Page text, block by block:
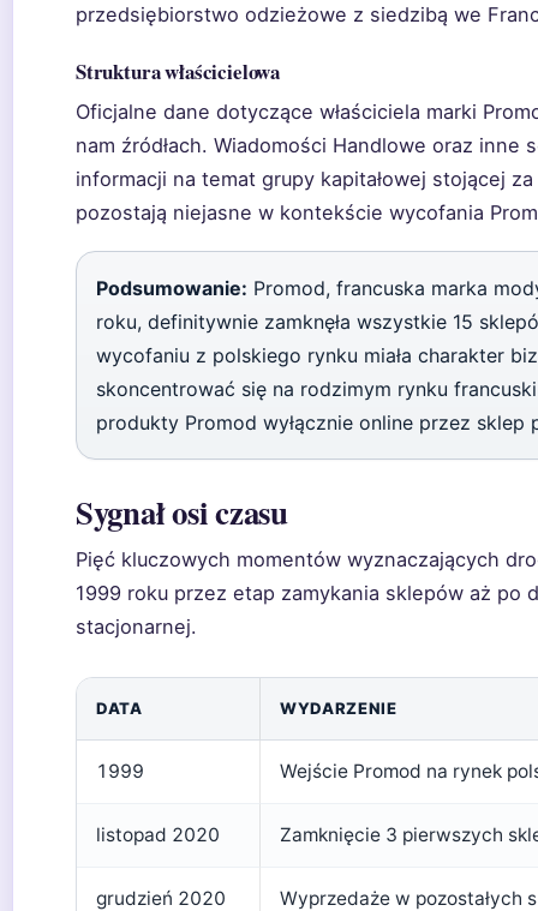
przedsiębiorstwo odzieżowe z siedzibą we
Struktura właścicielowa
Oficjalne dane dotyczące właściciela marki
nam źródłach. Wiadomości Handlowe oraz
informacji na temat grupy kapitałowej stojącej
pozostają niejasne w kontekście wycofania
Podsumowanie: Promod, francuska marka
roku, definitywnie zamknęła wszystkie 15
wycofaniu z polskiego rynku miała charakter
skoncentrować się na rodzimym rynku
produkty Promod wyłącznie online przez
Sygnał osi czasu
Pięć kluczowych momentów wyznaczających
1999 roku przez etap zamykania sklepów aż po
stacjonarnej.
DATA WYDARZENIE
1999 Wejście Promod na rynek
listopad 2020 Zamknięcie 3 pierwszych
grudzień 2020 Wyprzedaże w pozostałych